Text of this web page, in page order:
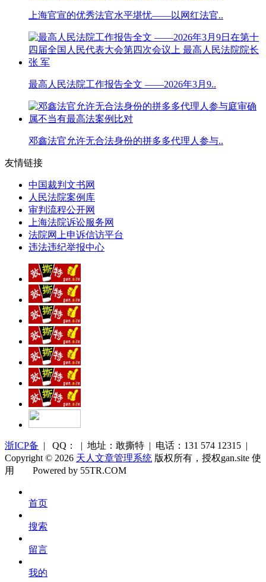
上海官宣的优秀法官水平堪忧——以网红法官..
最高人民法院工作报告全文 ——2026年3月9..
邓鑫法官允许无合法身份的拼多多代理人参与..
友情链接
中国裁判文书网
人民法院案例库
审判流程公开网
上海法院诉讼服务网
法院网上申诉信访平台
违法违纪举报中心
浙ICP备 | QQ： | 地址：敢撕特 | 电话：131 574 12315 |
Copyright © 2026 天人文章管理系统 版权所有，授权gan.site 使
用
库
Powered by 55TR.COM
首页
搜索
留言
我的